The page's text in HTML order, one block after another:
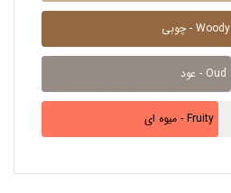
چوبی - Woody
عود - Oud
میوه ای - Fruity